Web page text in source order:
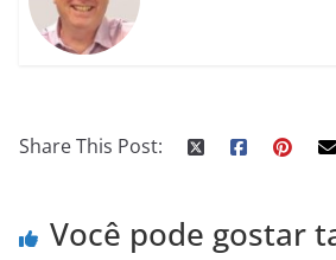
Share This Post:
Você pode gostar